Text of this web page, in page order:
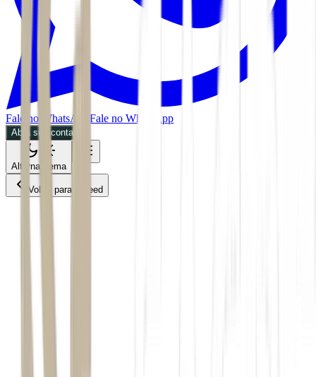
Fale no WhatsApp Fale no WhatsApp
Abra sua conta
Alternar tema
Voltar para o Feed